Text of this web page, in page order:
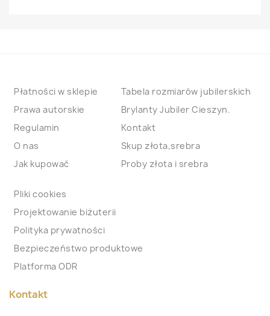
Płatności w sklepie
Prawa autorskie
Regulamin
O nas
Jak kupować
Tabela rozmiarów jubilerskich
Brylanty Jubiler Cieszyn.
Kontakt
Skup złota,srebra
Proby złota i srebra
Pliki cookies
Projektowanie biżuterii
Polityka prywatności
Bezpieczeństwo produktowe
Platforma ODR
Kontakt